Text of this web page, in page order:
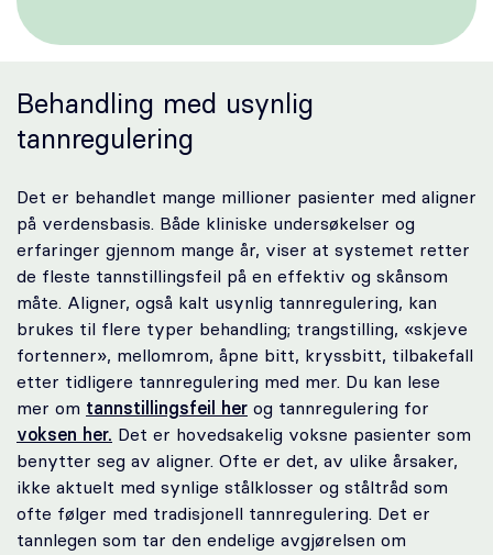
Bestill time
Behandling med usynlig
tannregulering
Det er behandlet mange millioner pasienter med aligner
på verdensbasis. Både kliniske undersøkelser og
erfaringer gjennom mange år, viser at systemet retter
de fleste tannstillingsfeil på en effektiv og skånsom
måte. Aligner, også kalt usynlig tannregulering, kan
brukes til flere typer behandling; trangstilling, «skjeve
fortenner», mellomrom, åpne bitt, kryssbitt, tilbakefall
etter tidligere tannregulering med mer. Du kan lese
mer om tannstillingsfeil her og tannregulering for
voksen her. Det er hovedsakelig voksne pasienter som
benytter seg av aligner. Ofte er det, av ulike årsaker,
ikke aktuelt med synlige stålklosser og ståltråd som
ofte følger med tradisjonell tannregulering. Det er
tannlegen som tar den endelige avgjørelsen om